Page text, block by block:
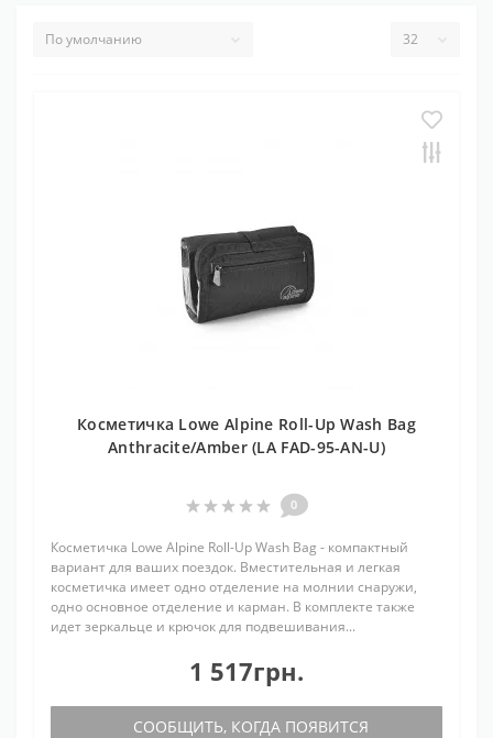
Косметичка Lowe Alpine Roll-Up Wash Bag
Anthracite/Amber (LA FAD-95-AN-U)
0
Косметичка Lowe Alpine Roll-Up Wash Bag - компактный
вариант для ваших поездок. Вместительная и легкая
косметичка имеет одно отделение на молнии снаружи,
одно основное отделение и карман. В комплекте также
идет зеркальце и крючок для подвешивания...
1 517грн.
СООБЩИТЬ, КОГДА ПОЯВИТСЯ